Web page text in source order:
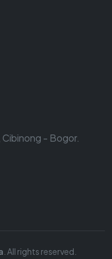
Cibinong - Bogor.
. All rights reserved.